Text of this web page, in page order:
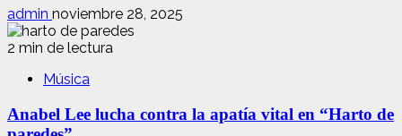
admin noviembre 28, 2025
2 min de lectura
Música
Anabel Lee lucha contra la apatía vital en “Harto de